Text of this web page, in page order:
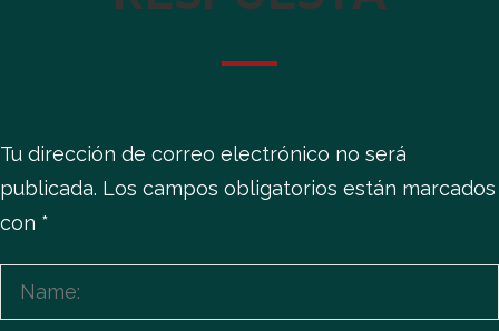
Tu dirección de correo electrónico no será
publicada. Los campos obligatorios están marcados
con *